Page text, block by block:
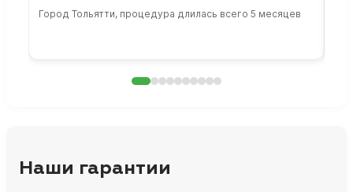
Город Тольятти, процедура длилась всего 5 месяцев
Наши гарантии